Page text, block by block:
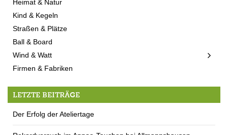
Heimat & Natur
Kind & Kegeln
Straßen & Plätze
Ball & Board
Wind & Watt
Firmen & Fabriken
LETZTE BEITRÄGE
Der Erfolg der Ateliertage